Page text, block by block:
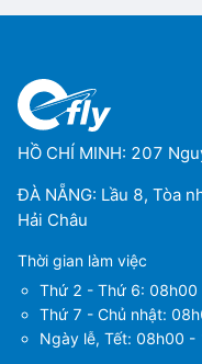
HỒ CHÍ MINH: 207
ĐÀ NẴNG: Lầu 8, Tòa
Hải Châu
Thời gian làm việc
Thứ 2 - Thứ 6:
Thứ 7 - Chủ nhật:
Ngày lễ, Tết: 08h00 -